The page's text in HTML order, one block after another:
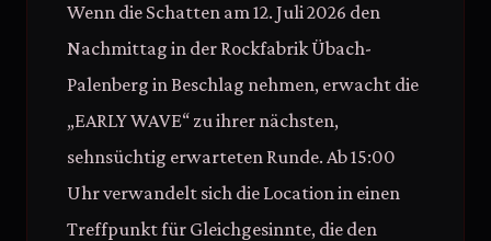
Wenn die Schatten am 12. Juli 2026 den
Nachmittag in der Rockfabrik Übach-
Palenberg in Beschlag nehmen, erwacht die
„EARLY WAVE“ zu ihrer nächsten,
sehnsüchtig erwarteten Runde. Ab 15:00
Uhr verwandelt sich die Location in einen
Treffpunkt für Gleichgesinnte, die den